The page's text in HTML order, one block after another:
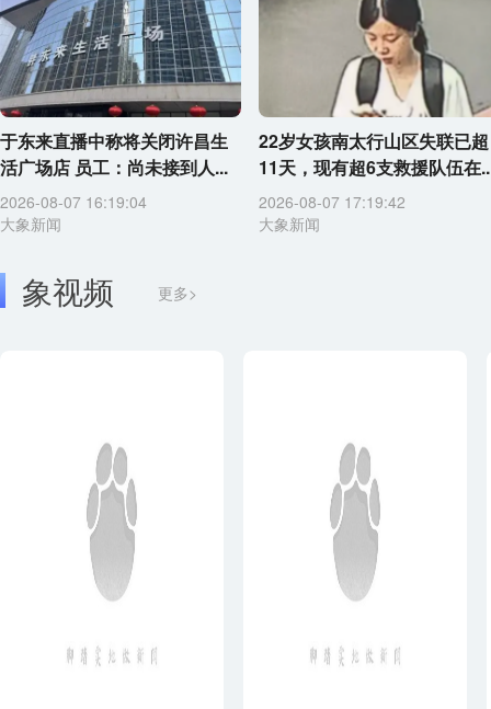
于东来直播中称将关闭许昌生
活广场店 员工：尚未接到人...
2026-08-07 16:19:04
大象新闻
22岁女孩南太行山区失联已超
11天，现有超6支救援队伍在
2026-08-07 17:19:42
大象新闻
象视频 更多>